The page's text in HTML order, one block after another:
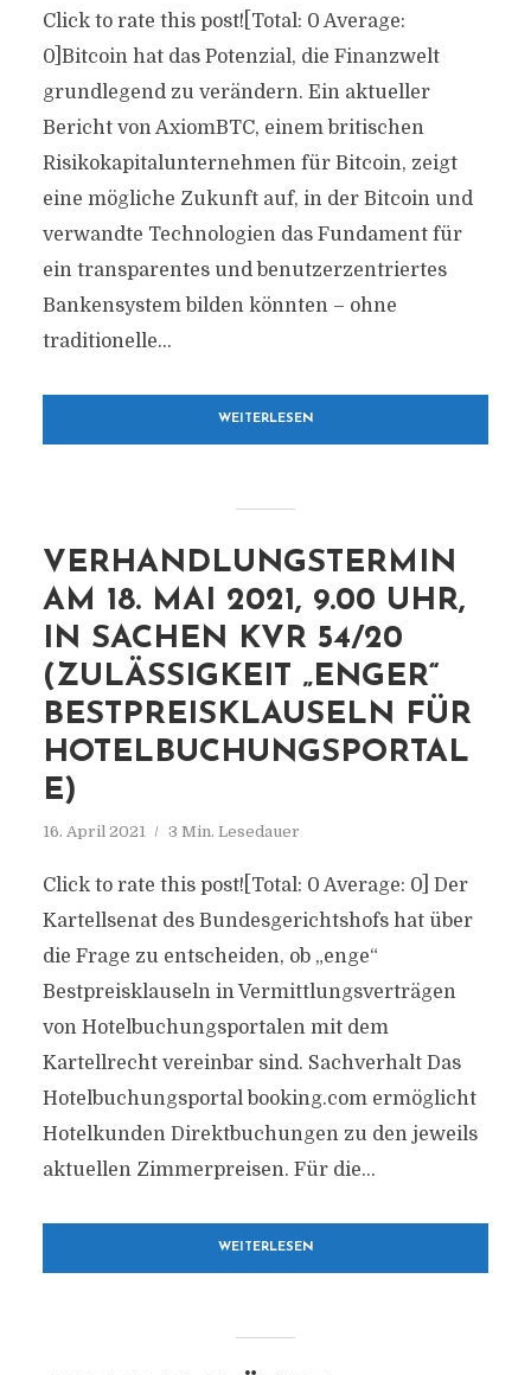
Click to rate this post![Total: 0 Average:
0]Bitcoin hat das Potenzial, die Finanzwelt
grundlegend zu verändern. Ein aktueller
Bericht von AxiomBTC, einem britischen
Risikokapitalunternehmen für Bitcoin, zeigt
eine mögliche Zukunft auf, in der Bitcoin und
verwandte Technologien das Fundament für
ein transparentes und benutzerzentriertes
Bankensystem bilden könnten – ohne
traditionelle...
WEITERLESEN
VERHANDLUNGSTERMIN
AM 18. MAI 2021, 9.00 UHR,
IN SACHEN KVR 54/20
(ZULÄSSIGKEIT „ENGER“
BESTPREISKLAUSELN FÜR
HOTELBUCHUNGSPORTAL
E)
16. April 2021 3 Min. Lesedauer
Click to rate this post![Total: 0 Average: 0] Der
Kartellsenat des Bundesgerichtshofs hat über
die Frage zu entscheiden, ob „enge“
Bestpreisklauseln in Vermittlungsverträgen
von Hotelbuchungsportalen mit dem
Kartellrecht vereinbar sind. Sachverhalt Das
Hotelbuchungsportal booking.com ermöglicht
Hotelkunden Direktbuchungen zu den jeweils
aktuellen Zimmerpreisen. Für die...
WEITERLESEN